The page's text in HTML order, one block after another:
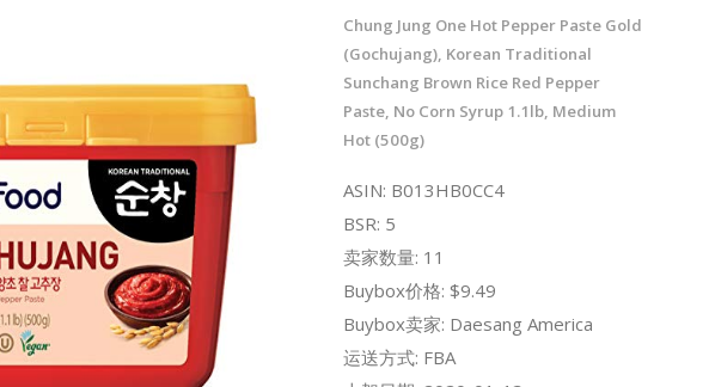
Chung Jung One Hot Pepper Paste Gold
(Gochujang), Korean Traditional
Sunchang Brown Rice Red Pepper
Paste, No Corn Syrup 1.1lb, Medium
Hot (500g)
ASIN: B013HB0CC4
BSR: 5
卖家数量: 11
Buybox价格: $9.49
Buybox卖家: Daesang America
运送方式: FBA